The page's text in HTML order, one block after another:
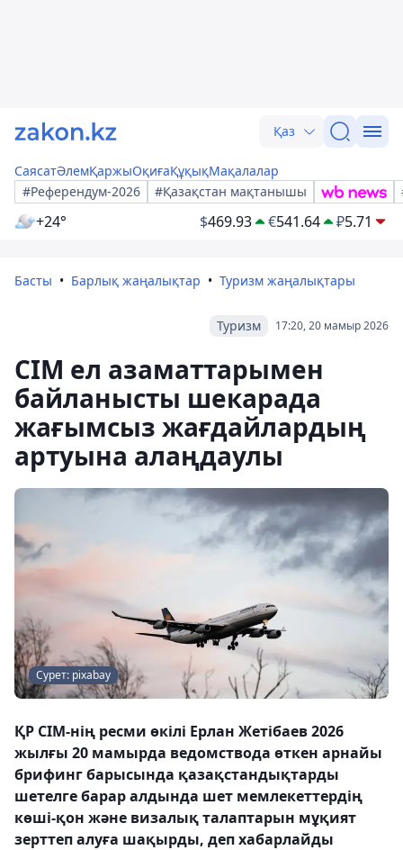
Қаз
СаясатӘлемҚаржыОқиғаҚұқықМақалалар
#Референдум-2026
#Қазақстан мақтанышы
+24° $469.93 €541.64 ₽5.71
Басты Барлық жаңалықтар Туризм жаңалықтары
17:20, 20 мамыр 2026
Туризм
СІМ ел азаматтарымен
байланысты шекарада
жағымсыз жағдайлардың
артуына алаңдаулы
Сурет: pixabay
ҚР СІМ-нің ресми өкілі Ерлан Жетібаев 2026
жылғы 20 мамырда ведомствода өткен арнайы
брифинг барысында қазақстандықтарды
шетелге барар алдында шет мемлекеттердің
көші-қон және визалық талаптарын мұқият
зерттеп алуға шақырды, деп хабарлайды